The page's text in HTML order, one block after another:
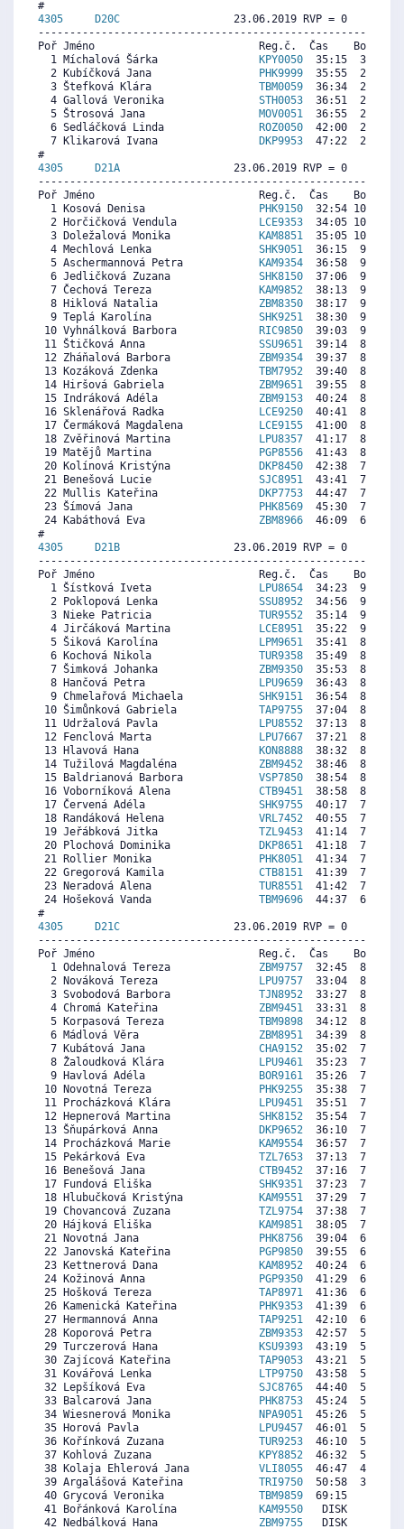
4305
D20C
23.06.2019 RVP = 0     IP
Poř Jméno                          Reg.č.  Čas    Body
  1 Míchalová Šárka
KPY0050
35:15  3008
  2 Kubíčková Jana
PHK9999
35:55  2954
  3 Štefková Klára
TBM0059
36:34  2900
  4 Gallová Veronika
STH0053
36:51  2877
  5 Štrosová Jana
MOV0051
36:55  2871
  6 Sedláčková Linda
ROZ0050
42:00  2453
  7 Klikarová Ivana
DKP9953
47:22  2012
4305
D21A
23.06.2019 RVP = 0     IP
Poř Jméno                          Reg.č.  Čas    Body
  1 Kosová Denisa
PHK9150
32:54 10917
  2 Horčičková Vendula
LCE9353
34:05 10550
  3 Doležalová Monika
KAM8851
35:05 10239
  4 Mechlová Lenka
SHK9051
36:15  9877
  5 Aschermannová Petra
KAM9354
36:58  9654
  6 Jedličková Zuzana
SHK8150
37:06  9613
  7 Čechová Tereza
KAM9852
38:13  9266
  8 Hiklová Natalia
ZBM8350
38:17  9245
  9 Teplá Karolína
SHK9251
38:30  9178
10 Vyhnálková Barbora
RIC9850
39:03  9007
11 Štičková Anna SSU9651
39:14  8950
12 Zháňalová Barbora ZBM9354
39:37  8831
13 Kozáková Zdenka TBM7952
39:40  8815
14 Hiršová Gabriela ZBM9651
39:55  8738
15 Indráková Adéla ZBM9153
40:24  8587
16 Sklenářová Radka
LCE9250
40:41  8499
17 Čermáková Magdalena
LCE9155
41:00  8401
18 Zvěřinová Martina
LPU8357
41:17  8313
19 Matějů Martina
PGP8556
41:43  8178
20 Kolínová Kristýna
DKP8450
42:38  7894
21 Benešová Lucie SJC8951
43:41  7567
22 Mullis Kateřina
DKP7753
44:47  7226
23 Šímová Jana
PHK8569
45:30  7003
24 Kabáthová Eva ZBM8966
46:09  6801
4305
D21B
23.06.2019 RVP = 0     IP
Poř Jméno                          Reg.č.  Čas    Body
  1 Šístková Iveta
LPU8654
34:23  9319
  2 Poklopová Lenka
SSU8952
34:56  9174
  3 Nieke Patricia
TUR9552
35:14  9095
  4 Jirčáková Martina
LCE8951
35:22  9060
  5 Šiková Karolína
LPM9651
35:41  8976
  6 Kochová Nikola
TUR9358
35:49  8941
  7 Šimková Johanka
ZBM9350
35:53  8923
  8 Hančová Petra
LPU9659
36:43  8704
  9 Chmelařová Michaela
SHK9151
36:54  8655
10 Šimůnková Gabriela TAP9755
37:04  8611
11 Udržalová Pavla
LPU8552
37:13  8572
12 Fenclová Marta
LPU7667
37:21  8536
13 Hlavová Hana
KON8888
38:32  8224
14 Tužilová Magdaléna ZBM9452
38:46  8163
15 Baldrianová Barbora VSP7850
38:54  8127
16 Voborníková Alena CTB9451
38:58  8110
17 Červená Adéla SHK9755
40:17  7762
18 Randáková Helena VRL7452
40:55  7595
19 Jeřábková Jitka TZL9453
41:14  7512
20 Plochová Dominika
DKP8651
41:18  7494
21 Rollier Monika
PHK8051
41:34  7424
22 Gregorová Kamila CTB8151
41:39  7402
23 Neradová Alena TUR8551
41:42  7389
24 Hošeková Vanda TBM9696
44:37  6619
4305
D21C
23.06.2019 RVP = 0     IP
Poř Jméno                          Reg.č.  Čas    Body
  1 Odehnalová Tereza
ZBM9757
32:45  8523
  2 Nováková Tereza
LPU9757
33:04  8443
  3 Svobodová Barbora
TJN8952
33:27  8345
  4 Chromá Kateřina
ZBM9451
33:31  8328
  5 Korpasová Tereza
TBM9898
34:12  8154
  6 Mádlová Věra
ZBM8951
34:39  8039
  7 Kubátová Jana
CHA9152
35:02  7941
  8 Žaloudková Klára
LPU9461
35:23  7852
  9 Havlová Adéla
BOR9161
35:26  7839
10 Novotná Tereza
PHK9255
35:38  7788
11 Procházková Klára
LPU9451
35:51  7733
12 Hepnerová Martina SHK8152
35:54  7720
13 Šňupárková Anna
DKP9652
36:10  7652
14 Procházková Marie
KAM9554
36:57  7452
15 Pekárková Eva TZL7653
37:13  7384
16 Benešová Jana CTB9452
37:16  7372
17 Fundová Eliška SHK9351
37:23  7342
18 Hlubučková Kristýna
KAM9551
37:29  7316
19 Chovancová Zuzana TZL9754
37:38  7278
20 Hájková Eliška
KAM9851
38:05  7163
21 Novotná Jana
PHK8756
39:04  6913
22 Janovská Kateřina
PGP9850
39:55  6696
23 Kettnerová Dana
KAM8952
40:24  6573
24 Kožinová Anna
PGP9350
41:29  6297
25 Hošková Tereza TAP8971
41:36  6267
26 Kamenická Kateřina
PHK9353
41:39  6254
27 Hermannová Anna TAP9251
42:10  6122
28 Koporová Petra ZBM9353
42:57  5923
29 Turczerová Hana
KSU9393
43:19  5829
30 Zajícová Kateřina TAP9053
43:21  5821
31 Kovářová Lenka
LTP9750
43:58  5663
32 Lepšíková Eva SJC8765
44:40  5485
33 Balcarová Jana
PHK8753
45:24  5298
34 Wiesnerová Monika
NPA9051
45:26  5289
35 Horová Pavla
LPU9457
46:01  5141
36 Kořínková Zuzana TUR9253
46:10  5102
37 Kohlová Zuzana
KPY8852
46:32  5009
38 Kolaja Ehlerová Jana VLI8055
46:47  4945
39 Argalášová Kateřina TRI9750
50:58  3878
40 Grycová Veronika TBM9859
69:15     0
41 Bořánková Karolína
KAM9550
DISK     0
42 Nedbálková Hana ZBM9755
DISK     0